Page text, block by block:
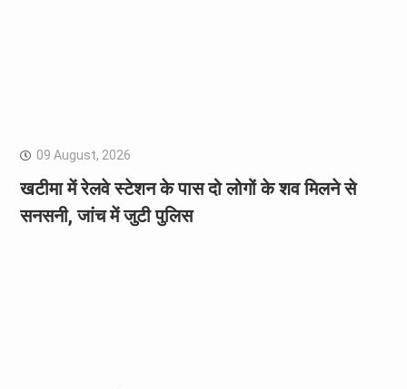
09 August, 2026
खटीमा में रेलवे स्टेशन के पास दो लोगों के शव मिलने से
सनसनी, जांच में जुटी पुलिस